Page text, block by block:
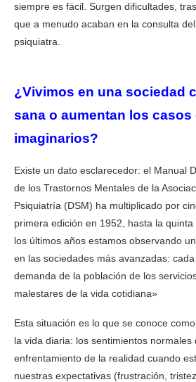
siempre es fácil. Surgen dificultades,
que a menudo acaban en la consulta
psiquiatra.
¿Vivimos en una sociedad
sana o aumentan los casos
imaginarios?
Existe un dato esclarecedor: el Manual
de los Trastornos Mentales de la
Psiquiatría (DSM) ha multiplicado por
primera edición en 1952, hasta la
los últimos años estamos observando
en las sociedades más avanzadas:
demanda de la población de los
malestares de la vida cotidiana»
Esta situación es lo que se conoce
la vida diaria: los sentimientos
enfrentamiento de la realidad cuando
nuestras expectativas (frustración,